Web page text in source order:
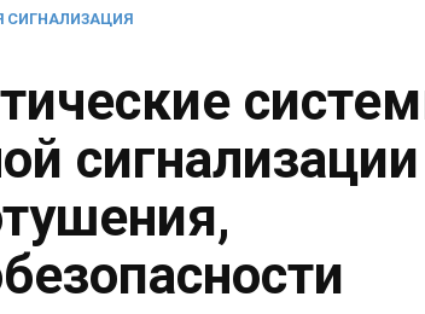
СИГНАЛИЗАЦИЯ